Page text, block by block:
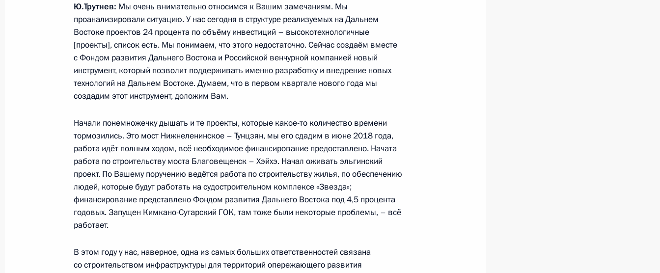
Совещание с постоянными членами Совета Безопасности
19 января 2017 года, 17:45 Москва, Кремль
Соболезнования Президенту Республики Мали Ибрагиму
Бубакару Кейте
19 января 2017 года, 12:20
Встреча с Минтимером Шаймиевым
19 января 2017 года, 11:45 Москва, Кремль
18 января 2017 года, среда
Телефонный разговор с Ангелой Меркель и Франсуа Олландом
Ю.Трутнев: Мы очень внимательно относимся к Вашим замечаниям. Мы
проанализировали ситуацию. У нас сегодня в структуре реализуемых на Дальнем
Востоке проектов 24 процента по объёму инвестиций – высокотехнологичные
[проекты], список есть. Мы понимаем, что этого недостаточно. Сейчас создаём вместе
с Фондом развития Дальнего Востока и Российской венчурной компанией новый
инструмент, который позволит поддерживать именно разработку и внедрение новых
технологий на Дальнем Востоке. Думаем, что в первом квартале нового года мы
создадим этот инструмент, доложим Вам.
Начали понемножечку дышать и те проекты, которые какое-то количество времени
тормозились. Это мост Нижнеленинское – Тунцзян, мы его сдадим в июне 2018 года,
работа идёт полным ходом, всё необходимое финансирование предоставлено. Начата
работа по строительству моста Благовещенск – Хэйхэ. Начал оживать эльгинский
проект. По Вашему поручению ведётся работа по строительству жилья, по обеспечению
людей, которые будут работать на судостроительном комплексе «Звезда»;
финансирование представлено Фондом развития Дальнего Востока под 4,5 процента
годовых. Запущен Кимкано-Сутарский ГОК, там тоже были некоторые проблемы, – всё
работает.
В этом году у нас, наверное, одна из самых больших ответственностей связана
со строительством инфраструктуры для территорий опережающего развития